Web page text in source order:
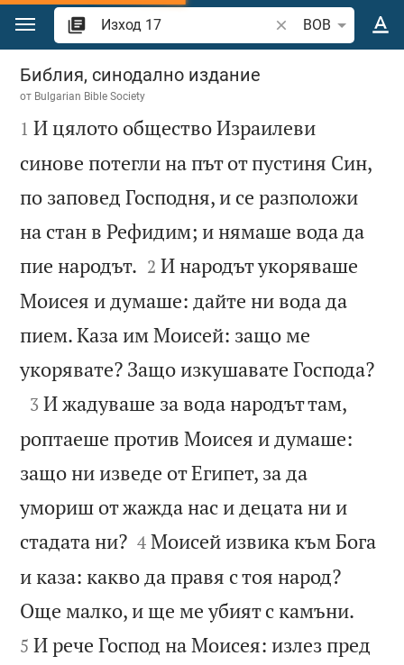
Преминете към съдържанието
Търсете стих или
BOB
Изход 17
Библия, синодално издание
от Bulgarian Bible Society

1 И цялото общество Израилеви
синове потегли на път от пустиня Син,
по заповед Господня, и се разположи
на стан в Рефидим; и нямаше вода да
пие народът. 

2 И народът укоряваше
Моисея и думаше: дайте ни вода да
пием. Каза им Моисей: защо ме
укорявате? Защо изкушавате Господа?

3 И жадуваше за вода народът там,
роптаеше против Моисея и думаше:
защо ни изведе от Египет, за да
умориш от жажда нас и децата ни и
стадата ни?
4 Моисей извика към Бога
и каза: какво да правя с тоя народ?
Още малко, и ще ме убият с камъни.
5 И рече Господ на Моисея: излез пред